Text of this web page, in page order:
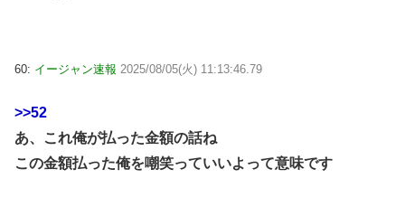
60: イージャン速報 2025/08/05(火) 11:13:46.79
>>52
あ、これ俺が払った金額の話ね
この金額払った俺を嘲笑っていいよって意味です